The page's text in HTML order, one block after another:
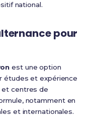
national.
pour
est une option
études et expérience
et centres de
notamment en
et internationales.